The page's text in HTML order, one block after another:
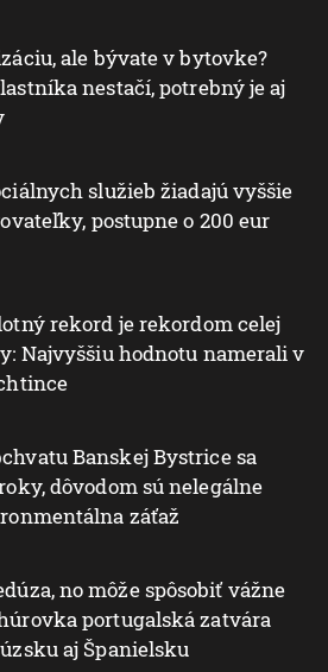
ale bývate v bytovke?
nestačí, potrebný je aj
služieb žiadajú vyššie
postupne o 200 eur
rekord je rekordom celej
Najvyššiu hodnotu namerali v
Banskej Bystrice sa
dôvodom sú nelegálne
záťaž
no môže spôsobiť vážne
portugalská zatvára
aj Španielsku